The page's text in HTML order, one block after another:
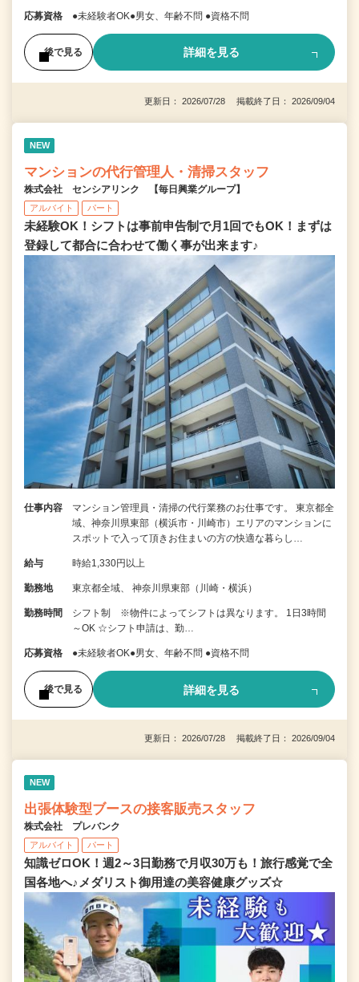
応募資格 ●未経験者OK●男女、年齢不問 ●資格不問
後で見る 詳細を見る
更新日： 2026/07/28 掲載終了日： 2026/09/04
NEW
マンションの代行管理人・清掃スタッフ
株式会社 センシアリンク 【毎日興業グループ】
アルバイト パート
未経験OK！シフトは事前申告制で月1回でもOK！まずは
登録して都合に合わせて働く事が出来ます♪
仕事内容
マンション管理員・清掃の代行業務のお仕事です。 東京都全
域、神奈川県東部（横浜市・川崎市）エリアのマンションに
スポットで入って頂きお住まいの方の快適な暮らし…
給与 時給1,330円以上
勤務地 東京都全域、 神奈川県東部（川崎・横浜）
勤務時間
シフト制 ※物件によってシフトは異なります。 1日3時間
～OK ☆シフト申請は、勤…
応募資格 ●未経験者OK●男女、年齢不問 ●資格不問
後で見る 詳細を見る
更新日： 2026/07/28 掲載終了日： 2026/09/04
NEW
出張体験型ブースの接客販売スタッフ
株式会社 プレバンク
アルバイト パート
知識ゼロOK！週2～3日勤務で月収30万も！旅行感覚で全
国各地へ♪メダリスト御用達の美容健康グッズ☆